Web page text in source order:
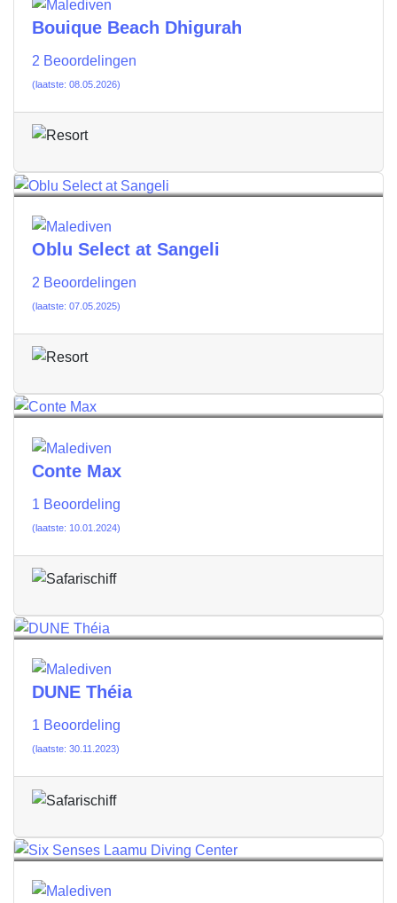
Bouique Beach Dhigurah
2 Beoordelingen
(laatste: 08.05.2026)
Oblu Select at Sangeli
2 Beoordelingen
(laatste: 07.05.2025)
Conte Max
1 Beoordeling
(laatste: 10.01.2024)
DUNE Théia
1 Beoordeling
(laatste: 30.11.2023)